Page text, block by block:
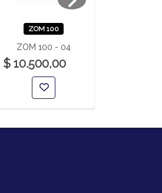
ZOM 100
ZOM 100 - 04
$ 10.500,00